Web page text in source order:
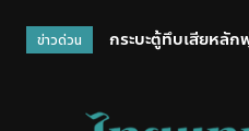
ข่าวด่วน
กระบะตู้ทึบเสียหลัก